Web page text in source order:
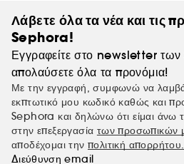
Λάβετε όλα τα νέα και τις
Sephora!
Εγγραφείτε στο newsletter
απολαύσετε όλα τα προνόμια!
Με την εγγραφή, συμφωνώ να
εκπτωτικό μου κωδικό καθώς και
Sephora και δηλώνω ότι είμαι άνω
στην επεξεργασία των προσωπικών
αποδέχομαι την πολιτική απορρήτου.
Διεύθυνση email